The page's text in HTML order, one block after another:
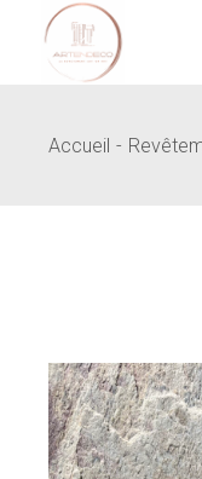
content
Accueil